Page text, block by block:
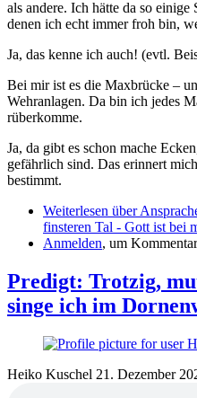
als andere. Ich hätte da so
denen ich echt immer froh bin,
Ja, das kenne ich auch! (evtl.
Bei mir ist es die Maxbrücke –
Wehranlagen. Da bin ich jedes
rüberkomme.
Ja, da gibt es schon mache
gefährlich sind. Das erinnert
bestimmt.
Weiterlesen über
finsteren Tal - Gott ist bei
Anmelden, um
Predigt: Trotzig,
singe ich im
Heiko Kuschel 21. Dezember